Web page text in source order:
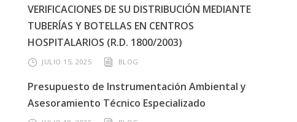
VERIFICACIONES DE SU DISTRIBUCIÓN MEDIANTE
TUBERÍAS Y BOTELLAS EN CENTROS
HOSPITALARIOS (R.D. 1800/2003)
JULIO 15, 2025 BLOG
Presupuesto de Instrumentación Ambiental y
Asesoramiento Técnico Especializado